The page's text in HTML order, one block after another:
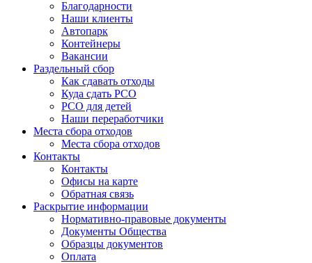
Благодарности
Наши клиенты
Автопарк
Контейнеры
Вакансии
Раздельный сбор
Как сдавать отходы
Куда сдать РСО
РСО для детей
Наши переработчики
Места сбора отходов
Места сбора отходов
Контакты
Контакты
Офисы на карте
Обратная связь
Раскрытие информации
Нормативно-правовые документы
Документы Общества
Образцы документов
Оплата